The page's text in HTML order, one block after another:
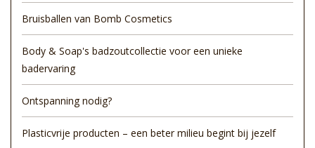
Bruisballen van Bomb Cosmetics
Body & Soap's badzoutcollectie voor een unieke
badervaring
Ontspanning nodig?
Plasticvrije producten – een beter milieu begint bij jezelf